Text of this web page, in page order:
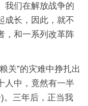
我们在解放战争的
成长，因此，就不
，和一系列改革阵
关”的灾难中挣扎出
人中，竟然有一半
。三年后，正当我